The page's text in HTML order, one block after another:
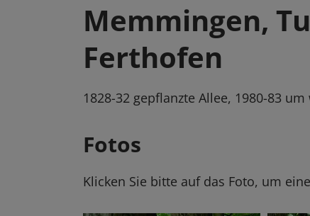
Memmingen,
Ferthofen
1828-32 gepflanzte Allee, 1980-83
Fotos
Klicken Sie bitte auf das Foto, um